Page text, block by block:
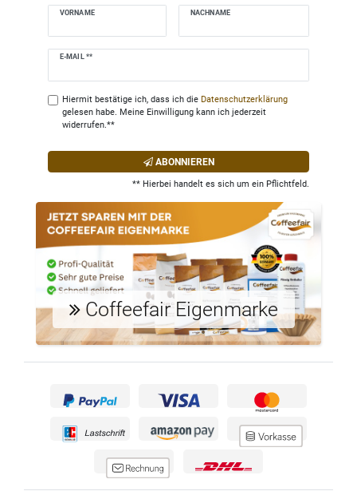
VORNAME NACHNAME
E-MAIL **
Newsletter
Hiermit bestätige ich, dass ich die Daten­schutz­erklärung
gelesen habe. Meine Einwilligung kann ich jederzeit
widerrufen.**
ABONNIEREN
** Hierbei handelt es sich um ein Pflichtfeld.
Coffeefair Eigenmarke